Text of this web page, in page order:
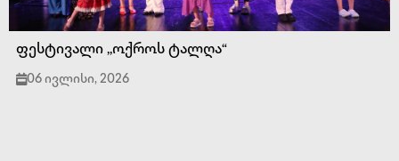
ფესტივალი ,,ოქროს ტალღა“
06 ივლისი, 2026